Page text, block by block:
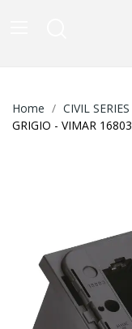
Home CIVIL SERIES
GRIGIO - VIMAR 16803